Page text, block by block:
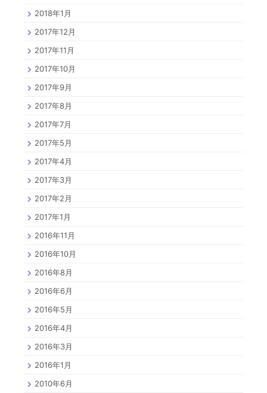
2018年1月
2017年12月
2017年11月
2017年10月
2017年9月
2017年8月
2017年7月
2017年5月
2017年4月
2017年3月
2017年2月
2017年1月
2016年11月
2016年10月
2016年8月
2016年6月
2016年5月
2016年4月
2016年3月
2016年1月
2010年6月